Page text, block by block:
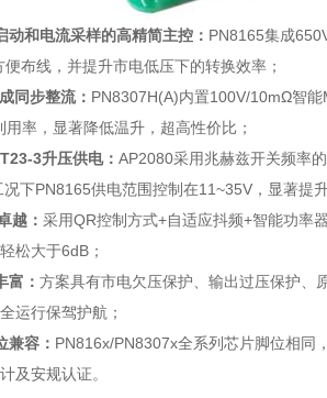
动和电流采样的高精简主控： PN8165集成
便布线，并提升市电低压下的转换效率；
同步整流： PN8307H(A)内置100V/10mΩ智
用率，显著降低温升，超高性价比；
3升压供电： AP2080采用兆赫兹开关频率
况下PN8165供电范围控制在11~35V，显著
越： 采用QR控制方式+自适应抖频+智能功率
轻松大于6dB；
富： 方案具有市电欠压保护、输出过压保护、
全运行保驾护航；
兼容： PN816x/PN8307x全系列芯片脚位相同
及安规认证。